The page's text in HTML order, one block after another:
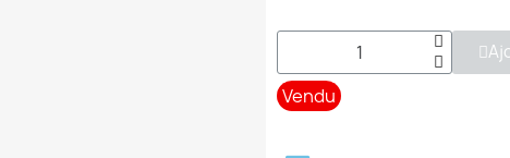
Vendu